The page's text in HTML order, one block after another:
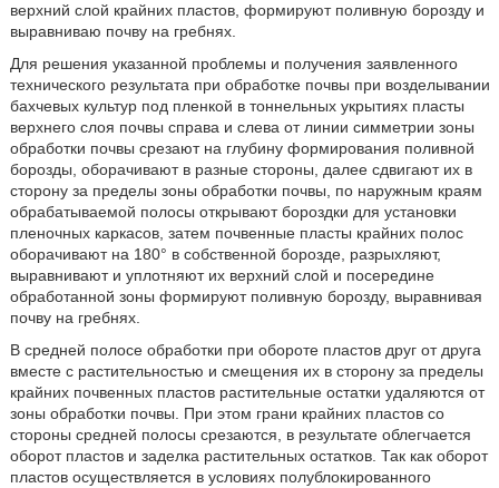
верхний слой крайних пластов, формируют поливную борозду и
выравниваю почву на гребнях.
Для решения указанной проблемы и получения заявленного
технического результата при обработке почвы при возделывании
бахчевых культур под пленкой в тоннельных укрытиях пласты
верхнего слоя почвы справа и слева от линии симметрии зоны
обработки почвы срезают на глубину формирования поливной
борозды, оборачивают в разные стороны, далее сдвигают их в
сторону за пределы зоны обработки почвы, по наружным краям
обрабатываемой полосы открывают бороздки для установки
пленочных каркасов, затем почвенные пласты крайних полос
оборачивают на 180° в собственной борозде, разрыхляют,
выравнивают и уплотняют их верхний слой и посередине
обработанной зоны формируют поливную борозду, выравнивая
почву на гребнях.
В средней полосе обработки при обороте пластов друг от друга
вместе с растительностью и смещения их в сторону за пределы
крайних почвенных пластов растительные остатки удаляются от
зоны обработки почвы. При этом грани крайних пластов со
стороны средней полосы срезаются, в результате облегчается
оборот пластов и заделка растительных остатков. Так как оборот
пластов осуществляется в условиях полублокированного